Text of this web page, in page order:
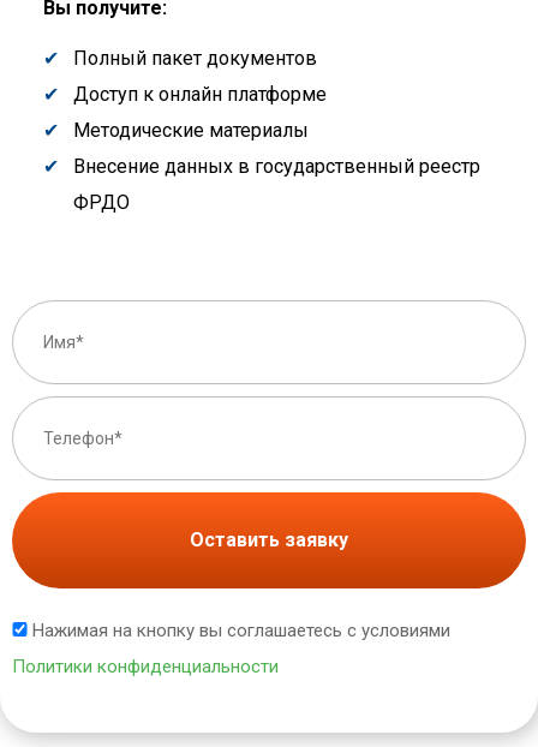
Вы получите:
Полный пакет документов
Доступ к онлайн платформе
Методические материалы
Внесение данных в государственный реестр
ФРДО
Оставить заявку
Нажимая на кнопку вы соглашаетесь с условиями
Политики конфиденциальности